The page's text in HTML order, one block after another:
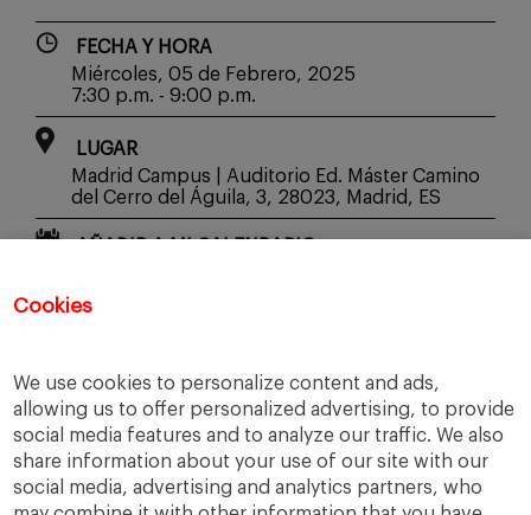
Cookies
We use cookies to personalize content and ads,
allowing us to offer personalized advertising, to provide
social media features and to analyze our traffic. We also
share information about your use of our site with our
social media, advertising and analytics partners, who
FECHA Y HORA
Miércoles, 05 de Febrero, 2025
7:30 p.m. - 9:00 p.m.
LUGAR
Madrid Campus | Auditorio Ed. Máster Camino
del Cerro del Águila, 3, 28023, Madrid, ES